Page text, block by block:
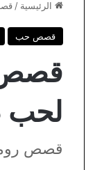
الرئيسية /
قصص حب
قصص
لحب
قصص